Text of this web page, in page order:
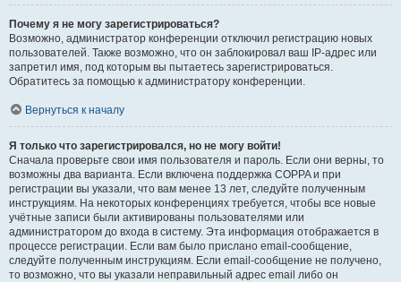
Почему я не могу зарегистрироваться?
Возможно, администратор конференции отключил регистрацию новых
пользователей. Также возможно, что он заблокировал ваш IP-адрес или
запретил имя, под которым вы пытаетесь зарегистрироваться.
Обратитесь за помощью к администратору конференции.
Вернуться к началу
Я только что зарегистрировался, но не могу войти!
Сначала проверьте свои имя пользователя и пароль. Если они верны, то
возможны два варианта. Если включена поддержка COPPA и при
регистрации вы указали, что вам менее 13 лет, следуйте полученным
инструкциям. На некоторых конференциях требуется, чтобы все новые
учётные записи были активированы пользователями или
администратором до входа в систему. Эта информация отображается в
процессе регистрации. Если вам было прислано email-сообщение,
следуйте полученным инструкциям. Если email-сообщение не получено,
то возможно, что вы указали неправильный адрес email либо он